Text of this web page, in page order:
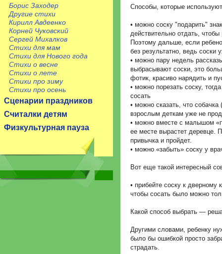
Борис Заходер
Другие стихи
Кирилл Авдеенко
Корней Чуковский
Сергей Михалков
Стихи для мам
Стихи для Нового года
Стихи о весне
Стихи о лете
Стихи про зиму
Стихи про осень
Сценарии праздников
Считалки детям
Физкультурная пауза
Способы, которые
• можно соску "подарить"
действительно отдать,
Поэтому дальше, если
без результатно, ведь соски
• можно пару недель
выбрасывают соски, это
фотик, красиво нарядить и
• можно порезать соску,
сосать
• можно сказать, что
взрослым деткам уже не
• можно вместе с малышом
ее месте вырастет деревце.
привычка и пройдет.
• можно «забыть» соску у
Вот еще такой интересный
• прибейте соску к дверному
чтобы сосать было можно
Какой способ выбрать —
Другими словами, ребенку
было бы ошибкой просто
страдать.